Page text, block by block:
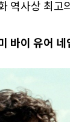
역사상 최고
바이 유어